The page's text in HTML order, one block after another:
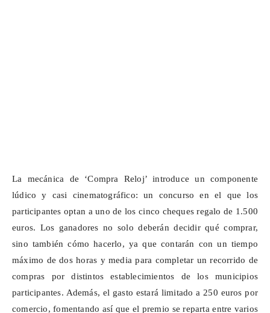
La mecánica de ‘Compra Reloj’ introduce un componente
lúdico y casi cinematográfico: un concurso en el que los
participantes optan a uno de los cinco cheques regalo de 1.500
euros. Los ganadores no solo deberán decidir qué comprar,
sino también cómo hacerlo, ya que contarán con un tiempo
máximo de dos horas y media para completar un recorrido de
compras por distintos establecimientos de los municipios
participantes. Además, el gasto estará limitado a 250 euros por
comercio, fomentando así que el premio se reparta entre varios